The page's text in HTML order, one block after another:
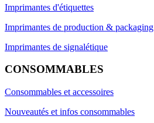
Imprimantes d'étiquettes
Imprimantes de production & packaging
Imprimantes de signalétique
CONSOMMABLES
Consommables et accessoires
Nouveautés et infos consommables